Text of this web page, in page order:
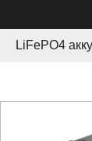
LiFePO4